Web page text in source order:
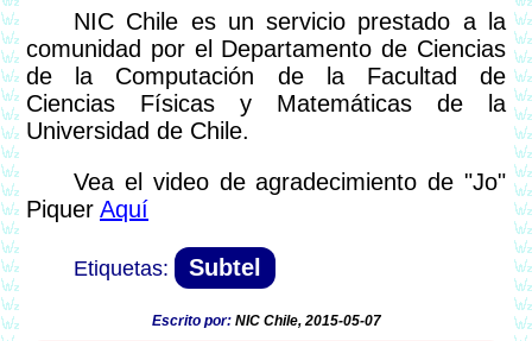
NIC Chile es un servicio prestado a la
comunidad por el Departamento de Ciencias
de la Computación de la Facultad de
Ciencias Físicas y Matemáticas de la
Universidad de Chile.
Vea el video de agradecimiento de "Jo"
Piquer Aquí
Subtel
Escrito por: NIC Chile, 2015-05-07